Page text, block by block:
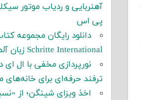
آهنربایی و ردیاب موتور
پی اس
دانلود رایگان مجموعه
Schritte International زبان آلمانی
ترفند حرفه‌ای برای خانه‌های
اخذ ویزای شینگن؛ از